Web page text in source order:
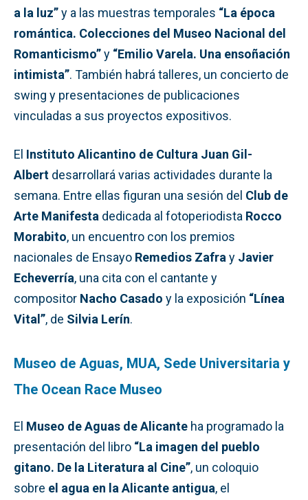
a la luz”y a las muestras temporales “La época
romántica. Colecciones del Museo Nacional del
Romanticismo”y “Emilio Varela. Una ensoñación
intimista”. También habrá talleres, un concierto de
swing y presentaciones de publicaciones
vinculadas a sus proyectos expositivos.
El Instituto Alicantino de Cultura Juan Gil-
Albert desarrollará varias actividades durante la
semana. Entre ellas figuran una sesión del Club de
Arte Manifesta dedicada al fotoperiodista Rocco
Morabito, un encuentro con los premios
nacionales de Ensayo Remedios Zafra y Javier
Echeverría, una cita con el cantante y
compositor Nacho Casado y la exposición “Línea
Vital”, de Silvia Lerín.
Museo de Aguas, MUA, Sede Universitaria y
The Ocean Race Museo
El Museo de Aguas de Alicante ha programado la
presentación del libro “La imagen del pueblo
gitano. De la Literatura al Cine”, un coloquio
sobre el agua en la Alicante antigua, el